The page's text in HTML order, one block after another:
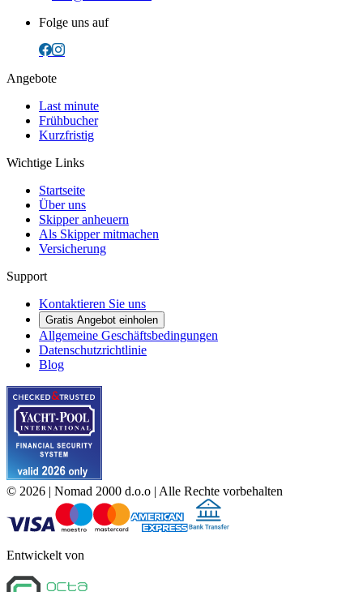
Folge uns auf
Angebote
Last minute
Frühbucher
Kurzfristig
Wichtige Links
Startseite
Über uns
Skipper anheuern
Als Skipper mitmachen
Versicherung
Support
Kontaktieren Sie uns
Gratis Angebot einholen
Allgemeine Geschäftsbedingungen
Datenschutzrichtlinie
Blog
© 2026 | Nomad 2000 d.o.o | Alle Rechte vorbehalten
Entwickelt von